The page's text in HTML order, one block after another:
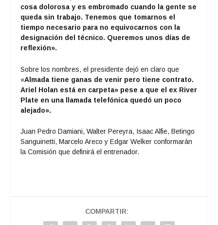
cosa dolorosa y es embromado cuando la gente se
queda sin trabajo. Tenemos que tomarnos el
tiempo necesario para no equivocarnos con la
designación del técnico. Queremos unos días de
reflexión».
Sobre los nombres, el presidente dejó en claro que
«Almada tiene ganas de venir pero tiene contrato.
Ariel Holan está en carpeta» pese a que el ex River
Plate en una llamada telefónica quedó un poco
alejado».
Juan Pedro Damiani, Walter Pereyra, Isaac Alfie, Betingo
Sanguinetti, Marcelo Areco y Edgar Welker conformarán
la Comisión que definirá el entrenador.
COMPARTIR: